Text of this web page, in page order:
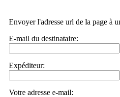
Envoyer l'adresse url de la page à
E-mail du destinataire:
Expéditeur:
Votre adresse e-mail: